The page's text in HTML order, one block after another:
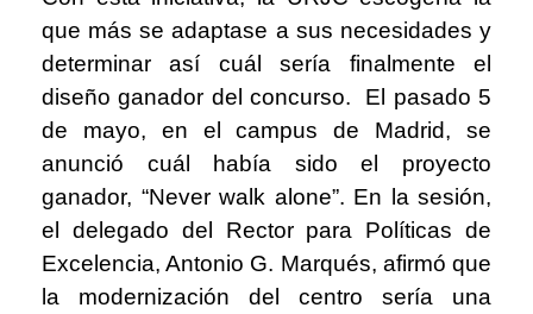
que más se adaptase a sus necesidades y
determinar así cuál sería finalmente el
diseño ganador del concurso. El pasado 5
de mayo, en el campus de Madrid, se
anunció cuál había sido el proyecto
ganador, “Never walk alone”. En la sesión,
el delegado del Rector para Políticas de
Excelencia, Antonio G. Marqués, afirmó que
la modernización del centro sería una